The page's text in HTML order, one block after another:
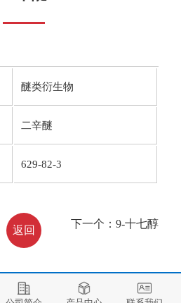
醚类衍生物
二辛醚
629-82-3
返回
下一个： 9-十七醇